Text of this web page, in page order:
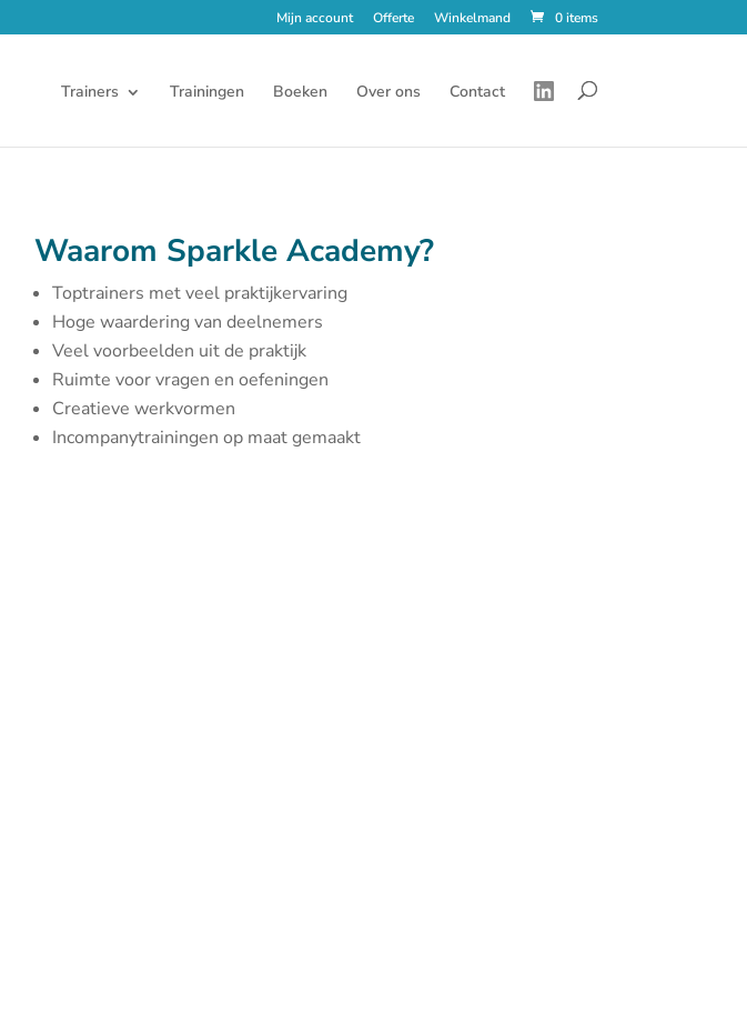
Mijn account Offerte Winkelmand 0 items
Trainers Trainingen Boeken Over ons Contact
Waarom Sparkle Academy?
Toptrainers met veel praktijkervaring
Hoge waardering van deelnemers
Veel voorbeelden uit de praktijk
Ruimte voor vragen en oefeningen
Creatieve werkvormen
Incompanytrainingen op maat gemaakt